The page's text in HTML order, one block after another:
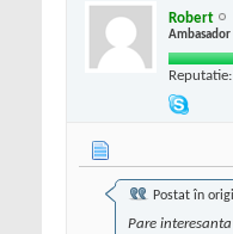
Robert
Ambasador
Reputatie:
Postat în
Pare